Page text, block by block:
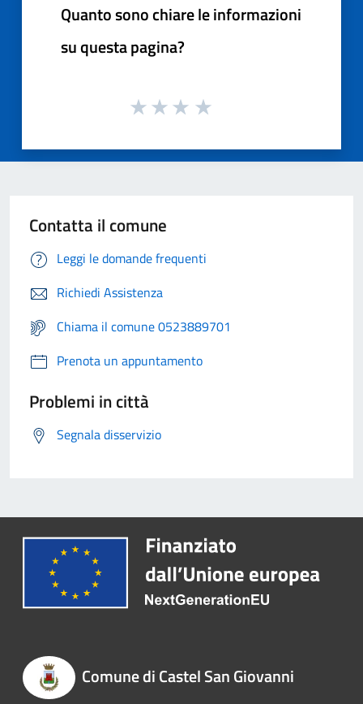
Quanto sono chiare le informazioni
su questa pagina?
Contatta il comune
Leggi le domande frequenti
Richiedi Assistenza
Chiama il comune 0523889701
Prenota un appuntamento
Problemi in città
Segnala disservizio
Comune di Castel San Giovanni